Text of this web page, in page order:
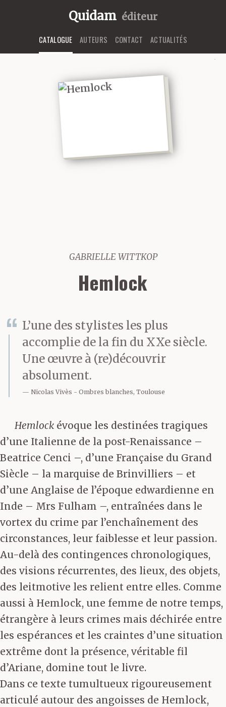
Quidam éditeur
CATALOGUE AUTEURS CONTACT ACTUALITÉS
GABRIELLE WITTKOP
Hemlock
L’une des stylistes les plus
accomplie de la fin du XXe siècle.
Une œuvre à (re)découvrir
absolument.
Nicolas Vivès Ombres blanches, Toulouse
Hemlock évoque les destinées tragiques
d’une Italienne de la post-Renaissance –
Beatrice Cenci –, d’une Française du Grand
Siècle – la marquise de Brinvilliers – et
d’une Anglaise de l’époque edwardienne en
Inde – Mrs Fulham –, entraînées dans le
vortex du crime par l’enchaînement des
circonstances, leur faiblesse et leur passion.
Au-delà des contingences chronologiques,
des visions récurrentes, des lieux, des objets,
des leitmotive les relient entre elles. Comme
aussi à Hemlock, une femme de notre temps,
étrangère à leurs crimes mais déchirée entre
les espérances et les craintes d’une situation
extrême dont la présence, véritable fil
d’Ariane, domine tout le livre.
Dans ce texte tumultueux rigoureusement
articulé autour des angoisses de Hemlock,